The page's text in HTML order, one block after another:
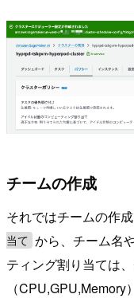
チームの作成
それではチームの作成
当て から、チーム名
ティング割り当ては
（CPU,GPU,Memory